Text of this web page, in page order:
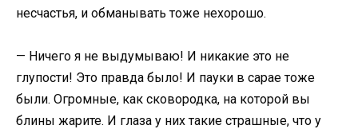
несчастья, и обманывать тоже нехорошо.
— Ничего я не выдумываю! И никакие это не
глупости! Это правда было! И пауки в сарае тоже
были. Огромные, как сковородка, на которой вы
блины жарите. И глаза у них такие страшные, что у